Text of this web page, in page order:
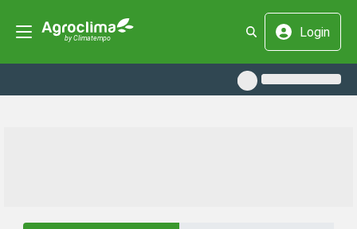
Login